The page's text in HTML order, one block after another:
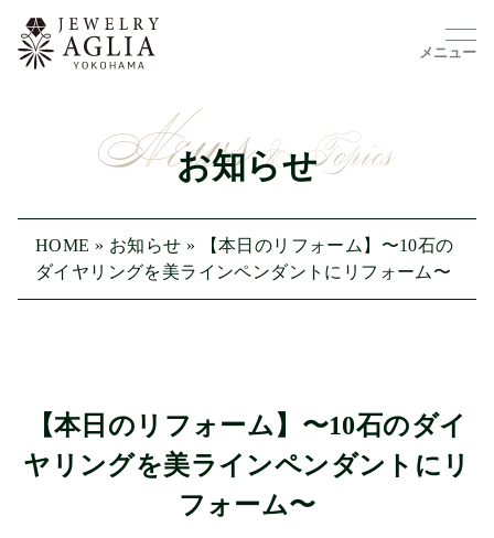
メニュー
お知らせ
HOME » お知らせ »
【本日のリフォーム】〜10石の
ダイヤリングを美ラインペンダントにリフォーム〜
【本日のリフォーム】〜10石のダイ
ヤリングを美ラインペンダントにリ
フォーム〜